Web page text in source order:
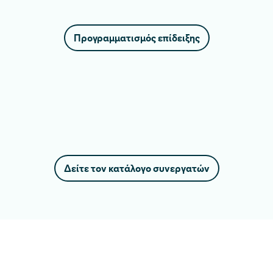
Προγραμματισμός επίδειξης
Δείτε τον κατάλογο συνεργατών